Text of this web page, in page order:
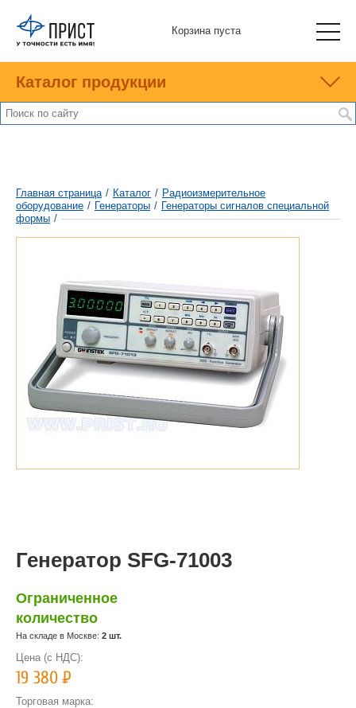
Корзина пуста
Каталог продукции
Главная страница / Каталог / Радиоизмерительное
оборудование / Генераторы / Генераторы сигналов специальной
формы /
Генератор SFG-71003
Ограниченное
количество
На складе в Москве: 2 шт.
Цена (с НДС):
19 380Р
Торговая марка: